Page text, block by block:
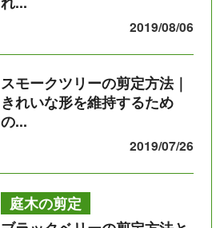
2019/08/06
スモークツリーの剪定方法｜
きれいな形を維持するため
の...
2019/07/26
庭木の剪定